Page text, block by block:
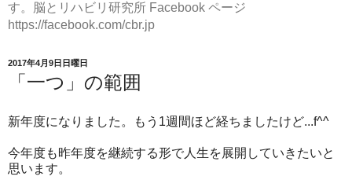
す。脳とリハビリ研究所 Facebook ページ
https://facebook.com/cbr.jp
2017年4月9日日曜日
「一つ」の範囲
新年度になりました。もう1週間ほど経ちましたけど...f^^
今年度も昨年度を継続する形で人生を展開していきたいと
思います。